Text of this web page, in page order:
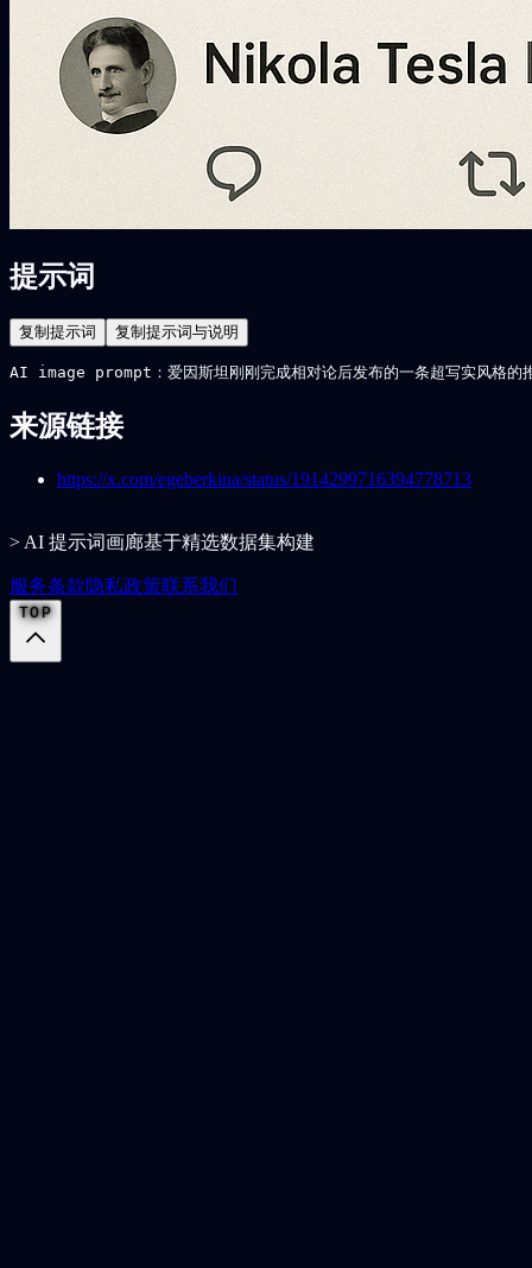
提示词
复制提示词 复制提示词与说明
AI image prompt：爱因斯坦刚刚完成相对论后发布的一条超写实风格的
来源链接
https://x.com/egeberkina/status/1914299716394778713
> AI 提示词画廊基于精选数据集构建
服务条款隐私政策联系我们
TOP